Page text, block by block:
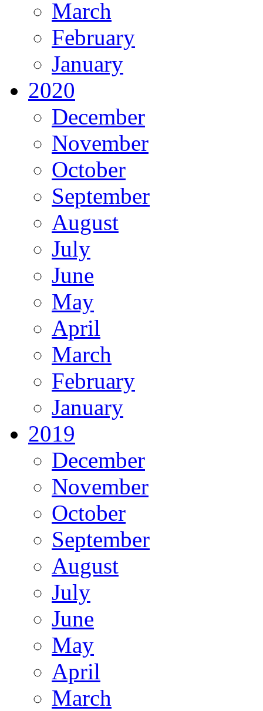
March
February
January
2020
December
November
October
September
August
July
June
May
April
March
February
January
2019
December
November
October
September
August
July
June
May
April
March